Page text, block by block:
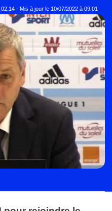
02:14 - Mis à jour le 10/07/2022 à 09:01